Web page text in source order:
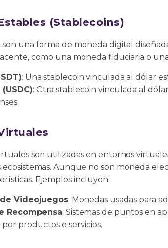
(Stablecoins)
son una forma de moneda digital
como una moneda fiduciaria o
: Una stablecoin vinculada al dólar
: Otra stablecoin vinculada al
son utilizadas en entornos
ecosistemas. Aunque no son moneda
Ejemplos incluyen:
Videojuegos: Monedas usadas para
Recompensa: Sistemas de puntos en
productos o servicios.